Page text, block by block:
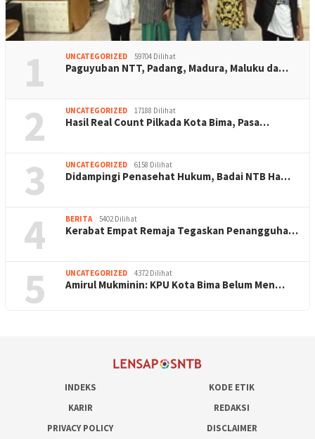
1 UNCATEGORIZED 59704 Dilihat
Paguyuban NTT, Padang, Madura, Maluku da…
2 UNCATEGORIZED 17188 Dilihat
Hasil Real Count Pilkada Kota Bima, Pasa…
3 UNCATEGORIZED 6158 Dilihat
Didampingi Penasehat Hukum, Badai NTB Ha…
4 BERITA 5402 Dilihat
Kerabat Empat Remaja Tegaskan Penangguha…
5 UNCATEGORIZED 4372 Dilihat
Amirul Mukminin: KPU Kota Bima Belum Men…
INDEKS
KODE ETIK
KARIR
REDAKSI
PRIVACY POLICY
DISCLAIMER